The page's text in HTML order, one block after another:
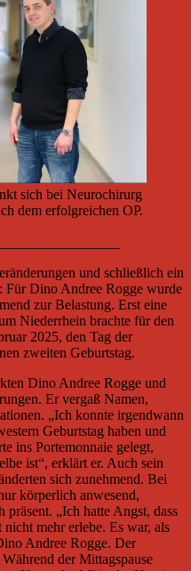
sich bei Neurochirurg
dem erfolgreichen OP.
und schließlich ein
Für Dino Andree Rogge wurde
zur Belastung. Erst eine
Niederrhein brachte für den
2025, den Tag der
zweiten Geburtstag.
Dino Andree Rogge und
Er vergaß Namen,
„Ich konnte irgendwann
Geburtstag haben und
ins Portemonnaie gelegt,
ist“, erklärt er. Auch sein
sich zunehmend. Bei
körperlich anwesend,
„Ich hatte Angst, dass
mehr erlebe. Es war, als
Andree Rogge. Der
der Mittagspause